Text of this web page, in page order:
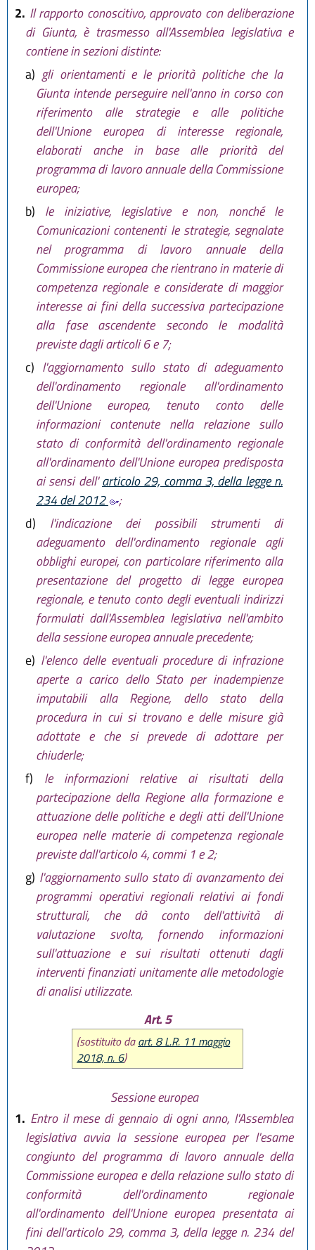
2. Il rapporto conoscitivo, approvato con deliberazione
di Giunta, è trasmesso all'Assemblea legislativa e
contiene in sezioni distinte:
a) gli orientamenti e le priorità politiche che la
Giunta intende perseguire nell'anno in corso con
riferimento alle strategie e alle politiche
dell'Unione europea di interesse regionale,
elaborati anche in base alle priorità del
programma di lavoro annuale della Commissione
europea;
b) le iniziative, legislative e non, nonché le
Comunicazioni contenenti le strategie, segnalate
nel programma di lavoro annuale della
Commissione europea che rientrano in materie di
competenza regionale e considerate di maggior
interesse ai fini della successiva partecipazione
alla fase ascendente secondo le modalità
previste dagli articoli 6 e 7;
c) l'aggiornamento sullo stato di adeguamento
dell'ordinamento regionale all'ordinamento
dell'Unione europea, tenuto conto delle
informazioni contenute nella relazione sullo
stato di conformità dell'ordinamento regionale
all'ordinamento dell'Unione europea predisposta
ai sensi dell'articolo 29, comma 3, della legge n.
234 del 2012
;
d)
l'indicazione dei possibili strumenti di
adeguamento dell'ordinamento regionale agli
obblighi europei, con particolare riferimento alla
presentazione del progetto di legge europea
regionale, e tenuto conto degli eventuali indirizzi
formulati dall'Assemblea legislativa nell'ambito
della sessione europea annuale precedente;
e) l'elenco delle eventuali procedure di infrazione
aperte a carico dello Stato per inadempienze
imputabili alla Regione, dello stato della
procedura in cui si trovano e delle misure già
adottate e che si prevede di adottare per
chiuderle;
f)
le informazioni relative ai risultati della
partecipazione della Regione alla formazione e
attuazione delle politiche e degli atti dell'Unione
europea nelle materie di competenza regionale
previste dall'articolo 4, commi 1 e 2;
g) l'aggiornamento sullo stato di avanzamento dei
programmi operativi regionali relativi ai fondi
strutturali, che dà conto dell'attività di
valutazione svolta, fornendo informazioni
sull'attuazione e sui risultati ottenuti dagli
interventi finanziati unitamente alle metodologie
di analisi utilizzate.
Art. 5
(sostituito daart. 8 L.R. 11 maggio
2018, n. 6)
Sessione europea
1. Entro il mese di gennaio di ogni anno, l'Assemblea
legislativa avvia la sessione europea per l'esame
congiunto del programma di lavoro annuale della
Commissione europea e della relazione sullo stato di
conformità dell'ordinamento regionale
all'ordinamento dell'Unione europea presentata ai
fini dell'articolo 29, comma 3, della legge n. 234 del